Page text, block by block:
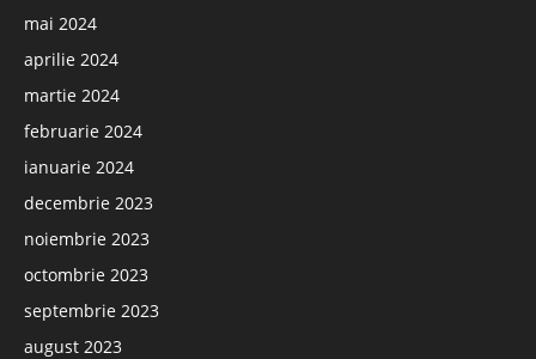
mai 2024
aprilie 2024
martie 2024
februarie 2024
ianuarie 2024
decembrie 2023
noiembrie 2023
octombrie 2023
septembrie 2023
august 2023